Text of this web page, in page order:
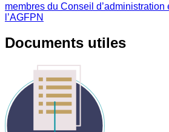
membres du Conseil d’administration
l’AGFPN
Documents utiles